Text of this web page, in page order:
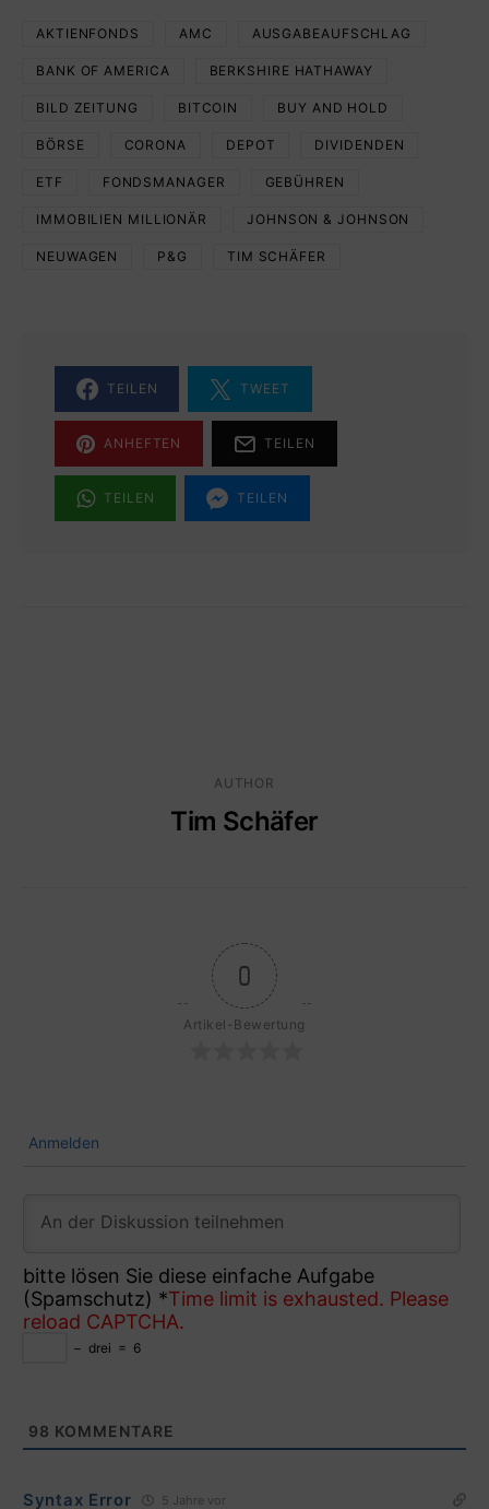
AKTIENFONDS AMC AUSGABEAUFSCHLAG
BANK OF AMERICA BERKSHIRE HATHAWAY
BILD ZEITUNG BITCOIN BUY AND HOLD
BÖRSE CORONA DEPOT DIVIDENDEN
ETF FONDSMANAGER GEBÜHREN
IMMOBILIEN MILLIONÄR JOHNSON & JOHNSON
NEUWAGEN P&G TIM SCHÄFER
TEILEN TWEET
ANHEFTEN TEILEN
TEILEN TEILEN
AUTHOR
Tim Schäfer
0
Artikel-Bewertung
Anmelden
bitte lösen Sie diese einfache Aufgabe
(Spamschutz) *Time limit is exhausted. Please
reload CAPTCHA.
− drei = 6
98 KOMMENTARE
Syntax Error 5 Jahre vor